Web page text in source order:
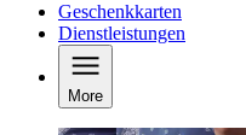
Geschenkkarten
Dienstleistungen
More